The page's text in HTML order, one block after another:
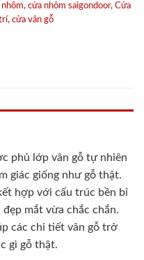
nhôm, cửa nhôm saigondoor, Cửa
, cửa vân gỗ
phủ lớp vân gỗ tự nhiên
giác giống như gỗ thật.
hợp với cấu trúc bền bỉ
mắt vừa chắc chắn.
các chi tiết vân gỗ trở
gì gỗ thật.